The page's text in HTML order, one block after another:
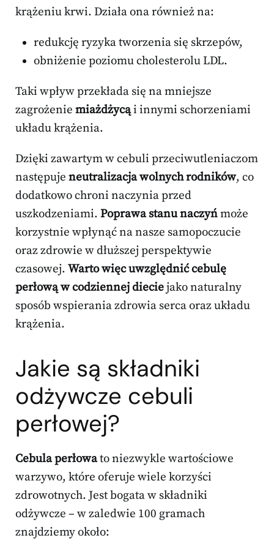
krążeniu krwi. Działa ona również na:
redukcję ryzyka tworzenia się skrzepów,
obniżenie poziomu cholesterolu LDL.
Taki wpływ przekłada się na mniejsze
zagrożenie miażdżycąi innymi schorzeniami
układu krążenia.
Dzięki zawartym w cebuli przeciwutleniaczom
następuje neutralizacja wolnych rodników, co
dodatkowo chroni naczynia przed
uszkodzeniami. Poprawa stanu naczyńmoże
korzystnie wpłynąć na nasze samopoczucie
oraz zdrowie w dłuższej perspektywie
czasowej. Warto więc uwzględnić cebulę
perłową w codziennej dieciejako naturalny
sposób wspierania zdrowia serca oraz układu
krążenia.
Jakie są składniki
odżywcze cebuli
perłowej?
Cebula perłowato niezwykle wartościowe
warzywo, które oferuje wiele korzyści
zdrowotnych. Jest bogata w składniki
odżywcze – w zaledwie 100 gramach
znajdziemy około: